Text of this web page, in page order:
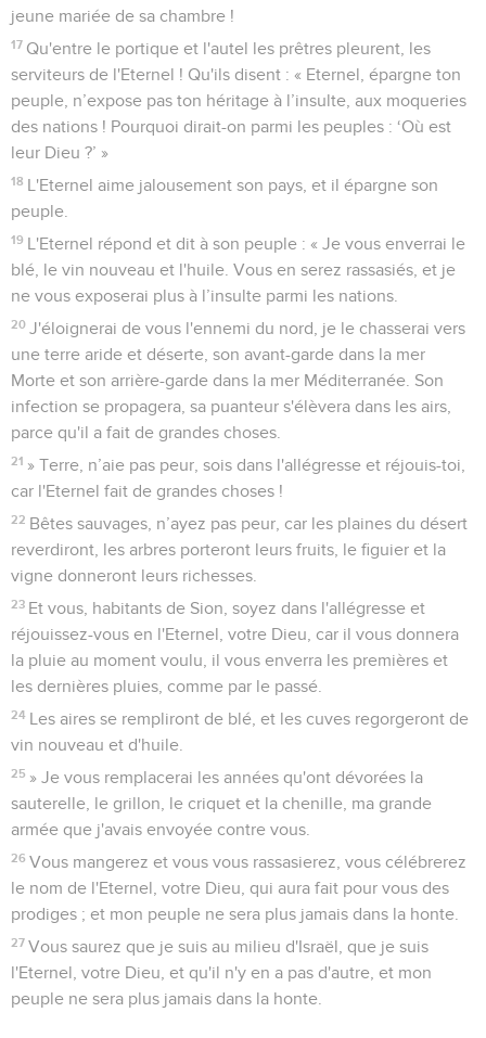
jeune mariée de sa chambre !
17 Qu'entre le portique et l'autel les prêtres pleurent, les
serviteurs de l'Eternel ! Qu'ils disent : « Eternel, épargne ton
peuple, n’expose pas ton héritage à l’insulte, aux moqueries
des nations ! Pourquoi dirait-on parmi les peuples : ‘Où est
leur Dieu ?’ »
18 L'Eternel aime jalousement son pays, et il épargne son
peuple.
19 L'Eternel répond et dit à son peuple : « Je vous enverrai le
blé, le vin nouveau et l'huile. Vous en serez rassasiés, et je
ne vous exposerai plus à l’insulte parmi les nations.
20 J'éloignerai de vous l'ennemi du nord, je le chasserai vers
une terre aride et déserte, son avant-garde dans la mer
Morte et son arrière-garde dans la mer Méditerranée. Son
infection se propagera, sa puanteur s'élèvera dans les airs,
parce qu'il a fait de grandes choses.
21 » Terre, n’aie pas peur, sois dans l'allégresse et réjouis-toi,
car l'Eternel fait de grandes choses !
22 Bêtes sauvages, n’ayez pas peur, car les plaines du désert
reverdiront, les arbres porteront leurs fruits, le figuier et la
vigne donneront leurs richesses.
23 Et vous, habitants de Sion, soyez dans l'allégresse et
réjouissez-vous en l'Eternel, votre Dieu, car il vous donnera
la pluie au moment voulu, il vous enverra les premières et
les dernières pluies, comme par le passé.
24 Les aires se rempliront de blé, et les cuves regorgeront de
vin nouveau et d'huile.
25 » Je vous remplacerai les années qu'ont dévorées la
sauterelle, le grillon, le criquet et la chenille, ma grande
armée que j'avais envoyée contre vous.
26 Vous mangerez et vous vous rassasierez, vous célébrerez
le nom de l'Eternel, votre Dieu, qui aura fait pour vous des
prodiges ; et mon peuple ne sera plus jamais dans la honte.
27 Vous saurez que je suis au milieu d'Israël, que je suis
l'Eternel, votre Dieu, et qu'il n'y en a pas d'autre, et mon
peuple ne sera plus jamais dans la honte.